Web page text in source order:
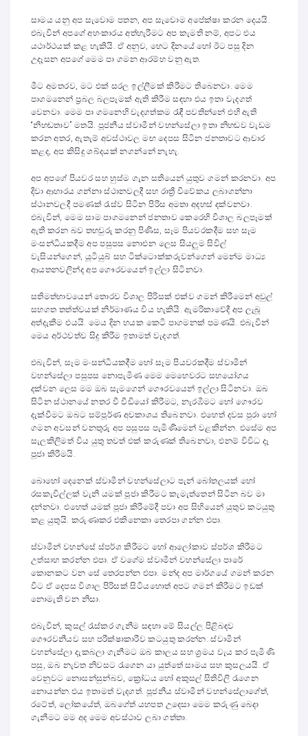
සාමය යනු අප සැවොම පතන, අප සැවොම අපේක්ෂා කරන දෙයයි.
එබැවින් අපගේ අහංකාරය අත්හැරීමට අප කැමති නම්, අපට එය
යථාර්ථයක් කළ හැකියි. ඒ අනුව, හෙට දිනයේ හෝ ඊට පසු දින
උදෑසන අපගේ මෙම පා ගමන ආරම්භ වනු ඇත.
මීට අමතරව, මට එක් සරල ඉල්ලීමක් කිරීමට තිබෙනවා. මෙම
පාගමනෙන් ප්‍රබල බලපෑමක් ඇති කිරීම සඳහා එය ඉතා වැදගත්
වෙනවා. මෙම පා ගමනෙහි වැදගත්කම රැඳී පවතින්නේ එහි ඇති
“නිහඬතාව” මතයි. පූජනීය ස්වාමීන් වහන්සේලා ඉතා නිහඬව වැඩම
කරන අතර, ඇතැම් අවස්ථාවල මඟ දෙපස සිටින ජනතාවට ආචාර
කළද, අප කිසිදු ශබ්දයක් නගන්නේ නැහැ.
අප අපගේ පියවර සහ හුස්ම ගැන සතියෙන් යුතුව ගමන් කරනවා. අප
දිවා ආහාරය ගන්නා ස්ථානවලදී සහ රාත්‍රී විවේකය ලබාගන්නා
ස්ථානවලදී පමණක් රැස්ව සිටින පිරිස අමතා අදහස් දක්වනවා.
එබැවින්, මෙම සාම පාගමනෙන් ජනතාව කෙරෙහි විශාල බලපෑමක්
ඇති කරන බව තහවුරු කරනු පිණිස, සෑම පියවරකදීම සහ සෑම
මංසන්ධියකදීම අප පසුපස නොඑන ලෙස සියලුම සිවිල්
වැසියන්ගෙන්, යූටියුබ් සහ ටික්ටොක්කරුවන්ගෙන් මෙන්ම මාධ්‍ය
ආයතනවලින්ද අප ගෞරවයෙන් ඉල්ලා සිටිනවා.
සතිමත්භාවයෙන් තොරව විශාල පිරිසක් එක්ව ගමන් කිරීමෙන් අවුල්
සහගත තත්ත්වයක් නිර්මාණය විය හැකියි. ඇමරිකාවේදී අප ලැබූ
අත්දැකීම එයයි. මෙය දින හයක කෙටි පාගමනක් පමණයි. එබැවින්
මෙය අර්ථවත්ව සිදු කිරීම ඉතාමත් වැදගත්.
එබැවින්, සෑම මංසන්ධියකදීම හෝ සෑම පියවරකදීම ස්වාමීන්
වහන්සේලා පසුපස නොපැමිණ මෙම මෙහෙවරට සහයෝගය
දක්වන ලෙස මම ඔබ සැමගෙන් ගෞරවයෙන් ඉල්ලා සිටිනවා. ඔබ
සිටින ස්ථානයේ නතර වී වීඩියෝ කිරීමට, නැරඹීමට හෝ ගෞරව
දැක්වීමට ඔබට සම්පූර්ණ අවකාශය තිබෙනවා. එහෙත් දවස පුරා හෝ
ගමන අවසන් වනතුරු අප පසුපස පැමිණීමෙන් වළකින්න. එසේම අප
සැලකිලිමත් විය යුතු තවත් එක් කරුණක් තිබෙනවා, එනම් විවිධ දෑ
පූජා කිරීමයි.
බොහෝ දෙනෙක් ස්වාමීන් වහන්සේලාට පැන් බෝතලයක් හෝ
රසකැවිල්ලක් වැනි යමක් පූජා කිරීමට කැමැත්තෙන් සිටින බව මා
දන්නවා. එහෙත් යමක් පූජා කිරීමේදී පවා අප සිහියෙන් යුතුව කටයුතු
කළ යුතුයි. කරුණාකර එකිනෙකා තෙරපා ගන්න එපා.
ස්වාමීන් වහන්සේ ස්පර්ශ කිරීමට හෝ ආලෝකාව ස්පර්ශ කිරීමට
උත්සාහ කරන්න එපා. ඒ වගේම ස්වාමීන් වහන්සේලා පාරේ
කොනකට වන සේ තෙරපන්න එපා. මන්ද අප මාර්ගයේ ගමන් කරන
විට ඒ දෙපස විශාල පිරිසක් සිටියහොත් අපට ගමන් කිරීමට ඉඩක්
නොමැති වන නිසා.
එබැවින්, කුසල් රැස්කර ගැනීම සඳහා මේ සියල්ල පිළිබඳව
ගෞරවනීයව සහ පරීක්ෂාකාරීව කටයුතු කරන්න. ස්වාමීන්
වහන්සේලා දැකබලා ගැනීමට ඔබ කාලය සහ ශ්‍රමය වැය කර පැමිණි
පසු, ඔබ නැවත නිවසට රැගෙන යා යුත්තේ සාමය සහ කුසලයයි. ඒ
වෙනුවට නොසන්සුන්බව, ක්‍රෝධය හෝ අකුසල් සිතිවිලි රැගෙන
නොයන්න.එය ඉතාමත් වැදගත්. පූජනීය ස්වාමීන් වහන්සේලාගේත්,
රටේත්, ලෝකයේත්, ඔබගේත් යහපත උදෙසා මෙම කරුණු බෙදා
ගැනීමට මම අද මෙම අවස්ථාව ලබා ගත්තා.